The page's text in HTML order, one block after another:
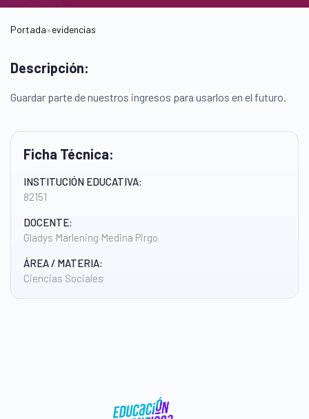
Portada»evidencias
Ficha Técnica:
INSTITUCIÓN EDUCATIVA:
82151
DOCENTE:
Gladys Marlening Medina Pirgo
ÁREA / MATERIA:
Ciencias Sociales
Descripción:
Guardar parte de nuestros ingresos para usarlos en el futuro.